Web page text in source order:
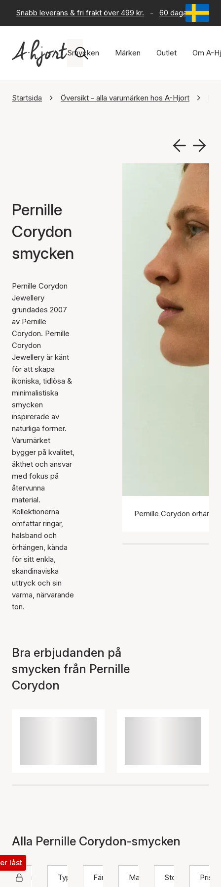
Snabb leverans & fri frakt över 499 kr. - 60 dagars
Smycken Märken Outlet Om A-
Startsida Översikt - alla varumärken hos A-Hjort
Pernille
Corydon
smycken
Pernille Corydon
Jewellery
grundades 2007
av Pernille
Corydon. Pernille
Corydon
Jewellery är känt
för att skapa
ikoniska, tidlösa &
minimalistiska
smycken
inspirerade av
naturliga former.
Varumärket
bygger på kvalitet,
äkthet och ansvar
med fokus på
återvunna
material.
Kollektionerna
omfattar ringar,
halsband och
örhängen, kända
för sitt enkla,
skandinaviska
uttryck och sin
varma, närvarande
ton.
Pernille Corydon
Bra erbjudanden på
smycken från Pernille
Corydon
Alla Pernille Corydon-smycken
Pernille Corydon
låst
Typ
Färg Material Storlek Pris